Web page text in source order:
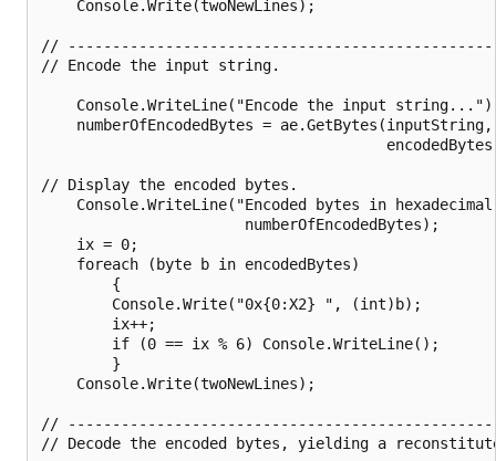
    Console.Write(twoNewLines);
//
// Encode the input string.
Console.WriteLine("Encode the input
numberOfEncodedBytes =
// Display the encoded bytes.
Console.WriteLine("Encoded bytes in
                       numberOfEncodedBytes);
    ix = 0;
    foreach (byte b in encodedBytes)
        {
        Console.Write("0x{0:X2} ", (int)b);
        ix++;
        if (0 == ix % 6) Console.WriteLine();
        }
    Console.Write(twoNewLines);
//
// Decode the encoded bytes, yielding a